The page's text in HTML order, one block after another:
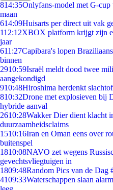
814:35Onlyfans-model met G-
maan
614:09Huisarts per direct uit vak
112:12XBOX platform krijgt zijn
jaar
611:27Capibara's lopen
binnen
2910:59Israël meldt dood twee
aangekondigd
910:48Hiroshima herdenkt
810:32Drone met explosieven bij
hybride aanval
2610:28Wakker Dier dient klacht
duurzaamheidsclaims
1510:16Iran en Oman eens over
buitenspel
1810:08NAVO zet wegens
gevechtsvliegtuigen in
1809:48Random Pics van de Dag
4109:33Waterschappen slaan